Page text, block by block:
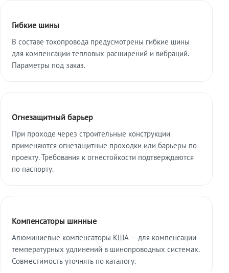
Гибкие шины
В составе токопровода предусмотрены гибкие шины
для компенсации тепловых расширений и вибраций.
Параметры под заказ.
Огнезащитный барьер
При проходе через строительные конструкции
применяются огнезащитные проходки или барьеры по
проекту. Требования к огнестойкости подтверждаются
по паспорту.
Компенсаторы шинные
Алюминиевые компенсаторы КША — для компенсации
температурных удлинений в шинопроводных системах.
Совместимость уточнять по каталогу.